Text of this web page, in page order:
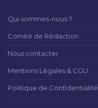
Qui sommes-nous ?
Comité de Rédaction
Nous contacter
Mentions Légales & CGU
Politique de Confidentialité